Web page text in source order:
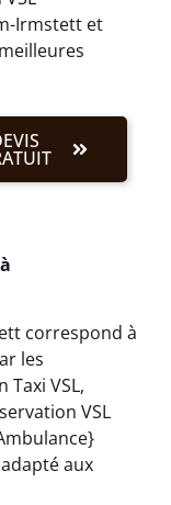
Irmstett et
correspond à
les
VSL,
VSL
aux